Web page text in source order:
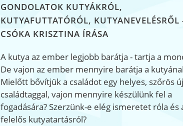
GONDOLATOK KUTYÁKRÓL,
KUTYAFUTTATÓRÓL, KUTYANEVELÉSRŐL
CSÓKA KRISZTINA ÍRÁSA
A kutya az ember legjobb barátja - tartja a
De vajon az ember mennyire barátja a
Mielőtt bővítjük a családot egy helyes, szőrös új
családtaggal, vajon mennyire készülünk fel a
fogadására? Szerzünk-e elég ismeretet róla és
felelős kutyatartásról?